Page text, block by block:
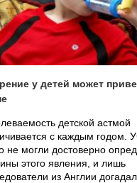
у детей может
детской астмой
с каждым годом.
не могли достоверно
этого явления, и лишь
из Англии